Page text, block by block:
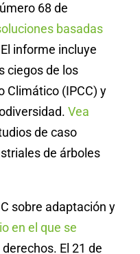
68 de
basadas
informe incluye
ciegos de los
Climático (IPCC) y
Vea
de caso
de árboles
sobre adaptación y
en el que se
El 21 de